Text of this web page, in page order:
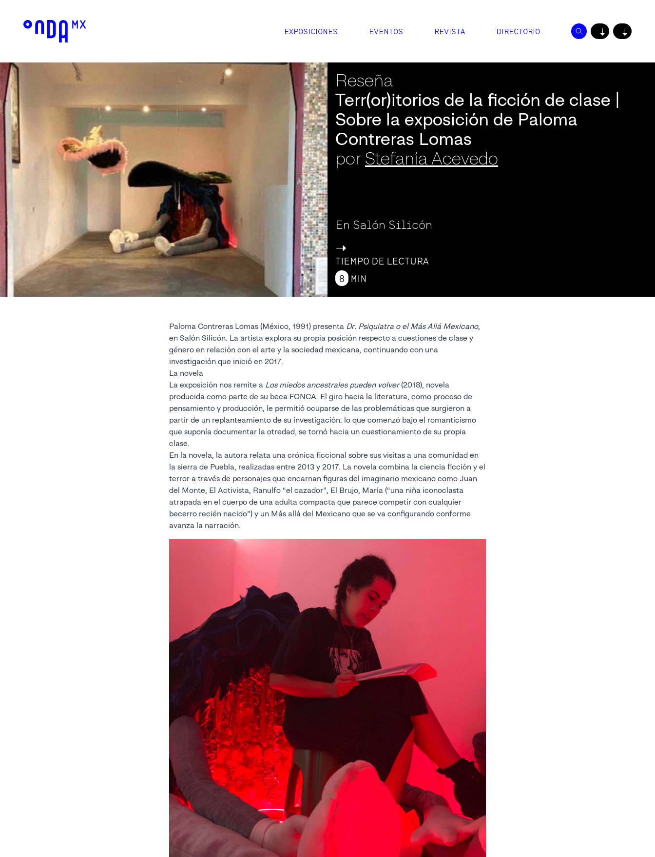
EXPOSICIONES EVENTOS REVISTA DIRECTORIO ↓ ↓
Reseña
Terr(or)itorios de la ficción de clase |
Sobre la exposición de Paloma
Contreras Lomas
por Stefanía Acevedo
En Salón Silicón
->
TIEMPO DE LECTURA
8
MIN
Paloma Contreras Lomas (México, 1991) presenta Dr. Psiquiatra o el Más Allá Mexicano,
en Salón Silicón. La artista explora su propia posición respecto a cuestiones de clase y
género en relación con el arte y la sociedad mexicana, continuando con una
investigación que inició en 2017.
La novela
La exposición nos remite a Los miedos ancestrales pueden volver(2018), novela
producida como parte de su beca FONCA. El giro hacia la literatura, como proceso de
pensamiento y producción, le permitió ocuparse de las problemáticas que surgieron a
partir de un replanteamiento de su investigación: lo que comenzó bajo el romanticismo
que suponía documentar la otredad, se tornó hacia un cuestionamiento de su propia
clase.
En la novela, la autora relata una crónica ficcional sobre sus visitas a una comunidad en
la sierra de Puebla, realizadas entre 2013 y 2017. La novela combina la ciencia ficción y el
terror a través de personajes que encarnan figuras del imaginario mexicano como Juan
del Monte, El Activista, Ranulfo “el cazador”, El Brujo, María (“una niña iconoclasta
atrapada en el cuerpo de una adulta compacta que parece competir con cualquier
becerro recién nacido”) y un Más allá del Mexicano que se va configurando conforme
avanza la narración.